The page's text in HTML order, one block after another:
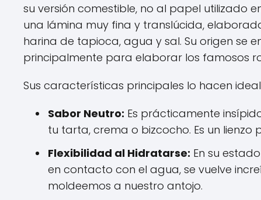
su versión comestible, no al papel utilizado
una lámina muy fina y translúcida,
harina de tapioca, agua y sal. Su origen se
principalmente para elaborar los famosos
Sus características principales lo hacen
Sabor Neutro: Es prácticamente
tu tarta, crema o bizcocho. Es un
Flexibilidad al Hidratarse: En su
en contacto con el agua, se vuelve
moldeemos a nuestro antojo.